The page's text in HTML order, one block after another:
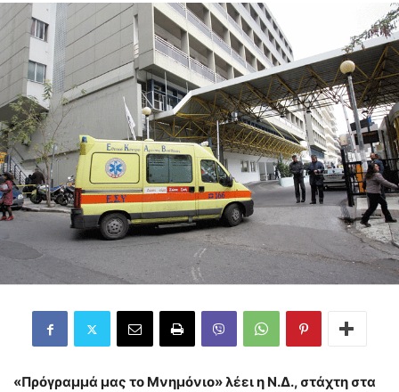
«Πρόγραμμά μας το Μνημόνιο» λέει η Ν.Δ., στάχτη στα